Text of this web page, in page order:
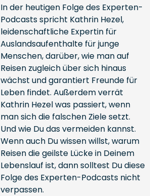
In der heutigen Folge des Experten-
Podcasts spricht Kathrin Hezel,
leidenschaftliche Expertin für
Auslandsaufenthalte für junge
Menschen, darüber, wie man auf
Reisen zugleich über sich hinaus
wächst und garantiert Freunde für
Leben findet. Außerdem verrät
Kathrin Hezel was passiert, wenn
man sich die falschen Ziele setzt.
Und wie Du das vermeiden kannst.
Wenn auch Du wissen willst, warum
Reisen die geilste Lücke in Deinem
Lebenslauf ist, dann solltest Du diese
Folge des Experten-Podcasts nicht
verpassen.